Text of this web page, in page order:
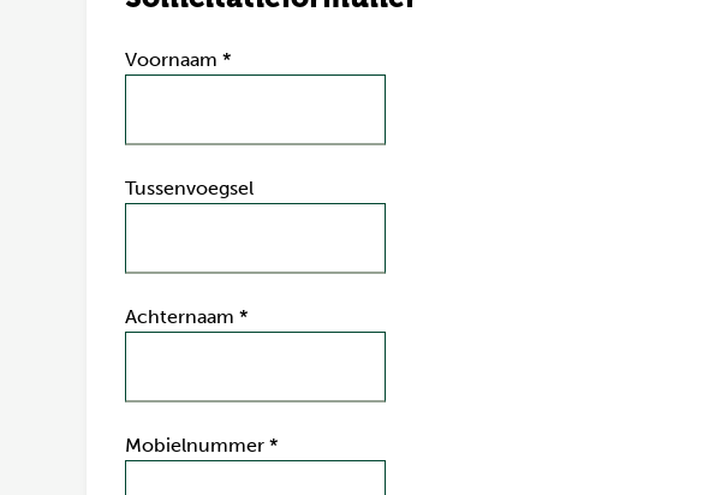
Voornaam *
Tussenvoegsel
Achternaam *
Mobielnummer *